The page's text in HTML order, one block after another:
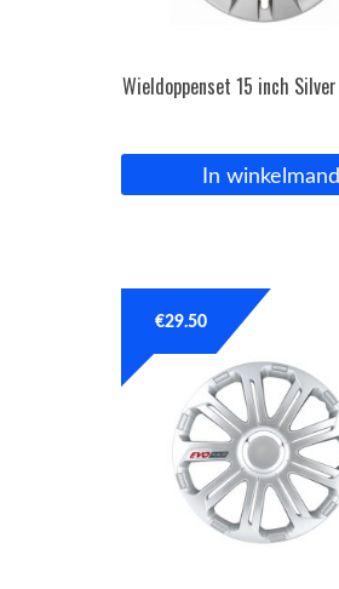
Wieldoppenset 15 inch Silver
In winkelmand
€29.50